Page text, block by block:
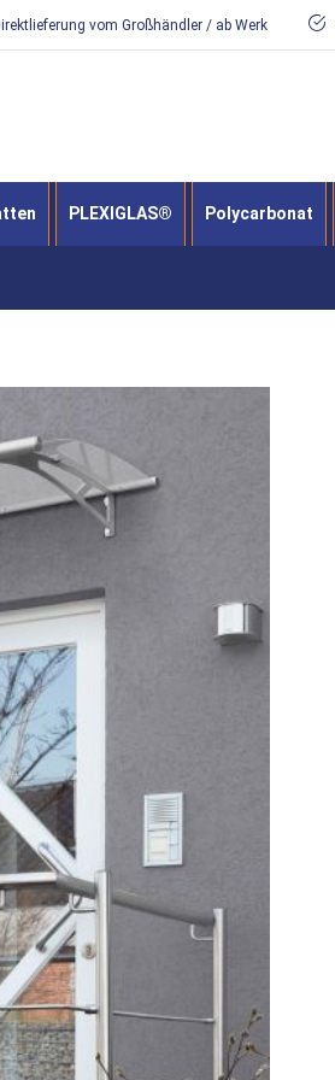
vom Großhändler / ab Werk
PLEXIGLAS® Polycarbonat